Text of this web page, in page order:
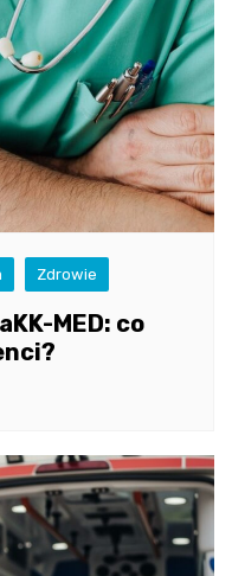
Zdrowie
MED: co